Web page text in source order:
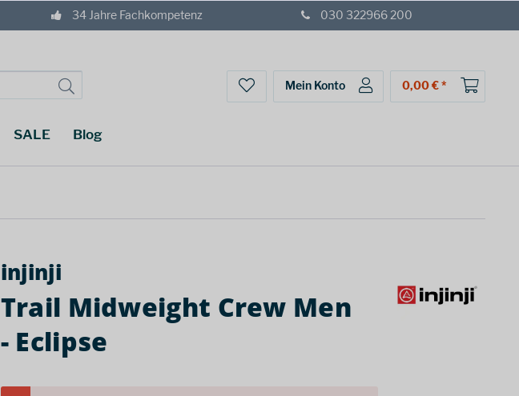
34 Jahre Fachkompetenz 030 322966 200
Mein Konto 0,00 € *
SALE Blog
injinji
Trail Midweight Crew Men
- Eclipse